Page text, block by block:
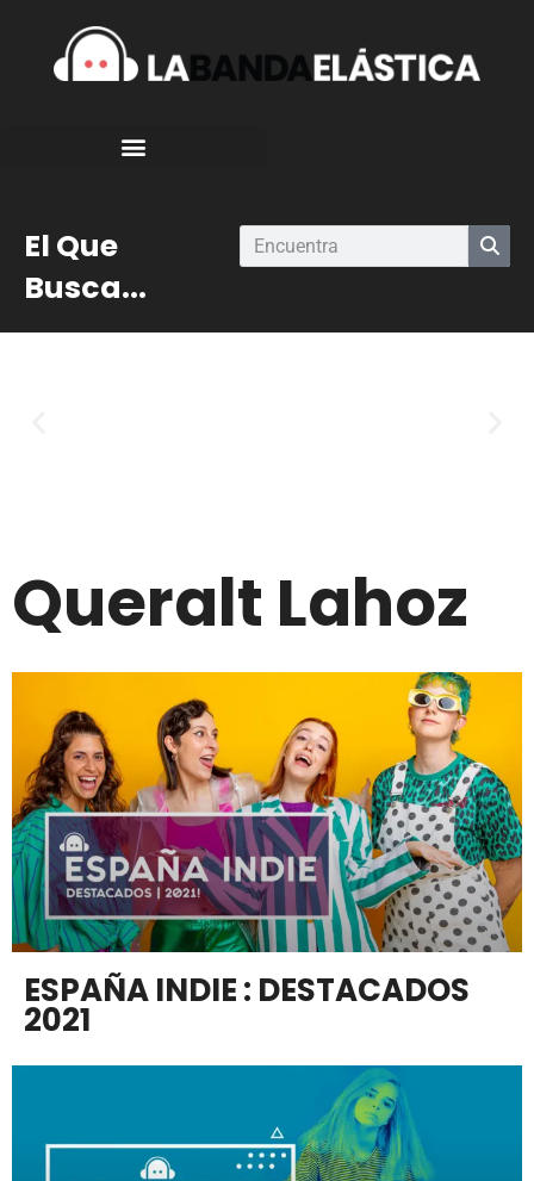
El Que
Busca...
Queralt Lahoz
ESPAÑA INDIE : DESTACADOS
2021